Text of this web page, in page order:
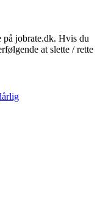
på jobrate.dk. Hvis du
at slette / rette